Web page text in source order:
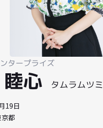
タープライズ
心 タムラムツミ
19日
都